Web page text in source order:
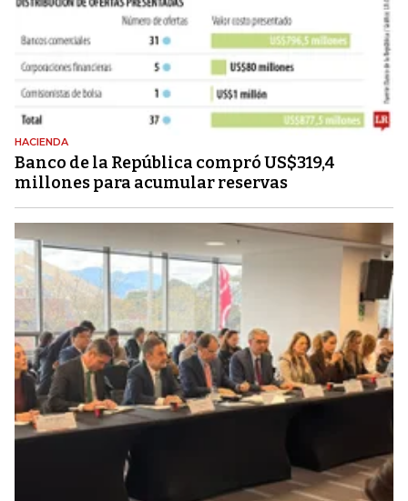
HACIENDA
Banco de la República compró US$319,4
millones para acumular reservas